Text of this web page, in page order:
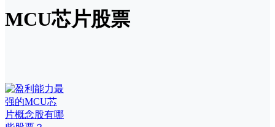
MCU芯片股票